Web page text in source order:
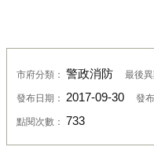
市府分類： 警政消防 最後異
發布日期： 2017-09-30 發
點閱次數： 733